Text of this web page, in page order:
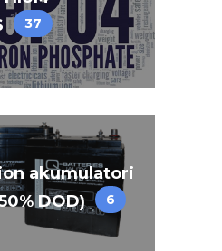
37
akumulatori
DOD)
6